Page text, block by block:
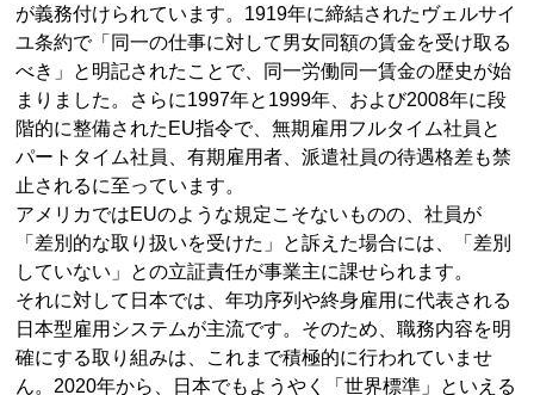
が義務付けられています。1919年に締結されたヴェルサイ
ユ条約で「同一の仕事に対して男女同額の賃金を受け取る
べき」と明記されたことで、同一労働同一賃金の歴史が始
まりました。さらに1997年と1999年、および2008年に段
階的に整備されたEU指令で、無期雇用フルタイム社員と
パートタイム社員、有期雇用者、派遣社員の待遇格差も禁
止されるに至っています。
アメリカではEUのような規定こそないものの、社員が
「差別的な取り扱いを受けた」と訴えた場合には、「差別
していない」との立証責任が事業主に課せられます。
それに対して日本では、年功序列や終身雇用に代表される
日本型雇用システムが主流です。そのため、職務内容を明
確にする取り組みは、これまで積極的に行われていませ
ん。2020年から、日本でもようやく「世界標準」といえる